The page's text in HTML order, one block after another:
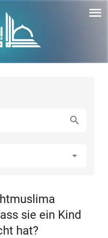
sie ein Kind
hat?